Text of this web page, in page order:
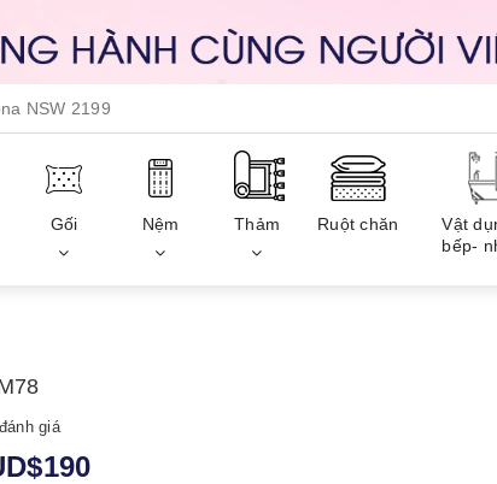
NSW 2199
Gối Nệm Thảm Ruột chăn
Vật
bếp-
giá